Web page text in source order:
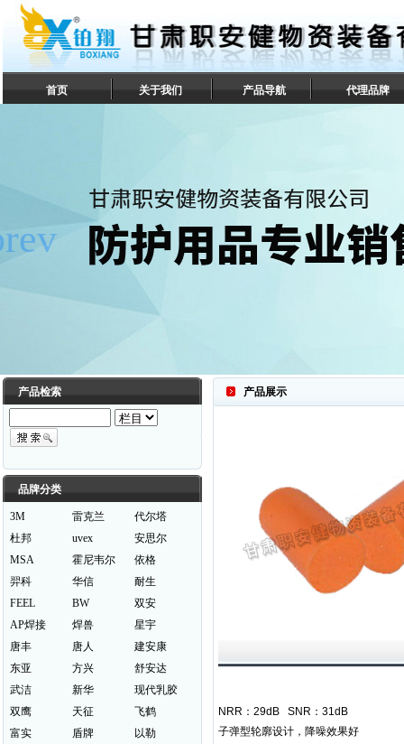
首页 关于我们 产品导航 代理品牌
产品检索
品牌分类
3M 雷克兰
代尔塔
杜邦
uvex
安思尔
MSA
霍尼韦尔
依格
羿科
华信
耐生
FEEL
BW
双安
AP焊接
焊兽
星宇
唐丰
唐人
建安康
东亚
方兴
舒安达
武洁
新华
现代乳胶
双鹰
天征
飞鹤
富实
盾牌
以勒
产品展示
NRR：29dB SNR：31dB
子弹型轮廓设计，降噪效果好